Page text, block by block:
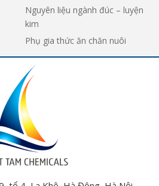
Nguyên liệu ngành đúc – luyện
kim
Phụ gia thức ăn chăn nuôi